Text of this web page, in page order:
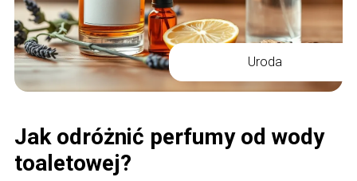
Uroda
Jak odróżnić perfumy od wody
toaletowej?